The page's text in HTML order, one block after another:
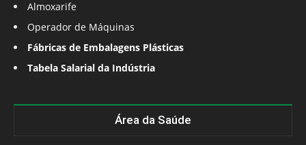
Almoxarife
Operador de Máquinas
Fábricas de Embalagens Plásticas
Tabela Salarial da Indústria
Área da Saúde